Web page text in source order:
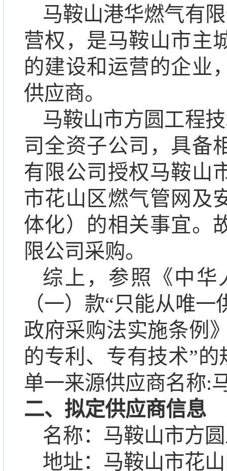
马鞍山港华燃气有
营权，是马鞍山市主
的建设和运营的企业
供应商。
马鞍山市方圆工程
司全资子公司，具备
有限公司授权马鞍山
市花山区燃气管网及
体化）的相关事宜。
限公司采购。
综上，参照《中华
（一）款“只能从唯
政府采购法实施条例
的专利、专有技术”
单一来源供应商名称:
二、拟定供应商信息
名称：马鞍山市方
地址：马鞍山市花